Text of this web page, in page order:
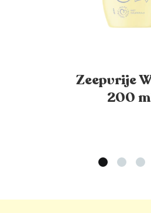
Zeepvrije
200